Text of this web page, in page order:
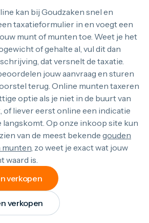
kan bij Goudzaken snel en
taxatieformulier in en voegt een
munt of munten toe. Weet je het
of gehalte al, vul dit dan
dat versnelt de taxatie.
jouw aanvraag en sturen
terug. Online munten taxeren
optie als je niet in de buurt van
liever eerst online een indicatie
Op onze inkoop site kun
van de meest bekende gouden
munten, zo weet je exact wat jouw
waard is.
verkopen
verkopen